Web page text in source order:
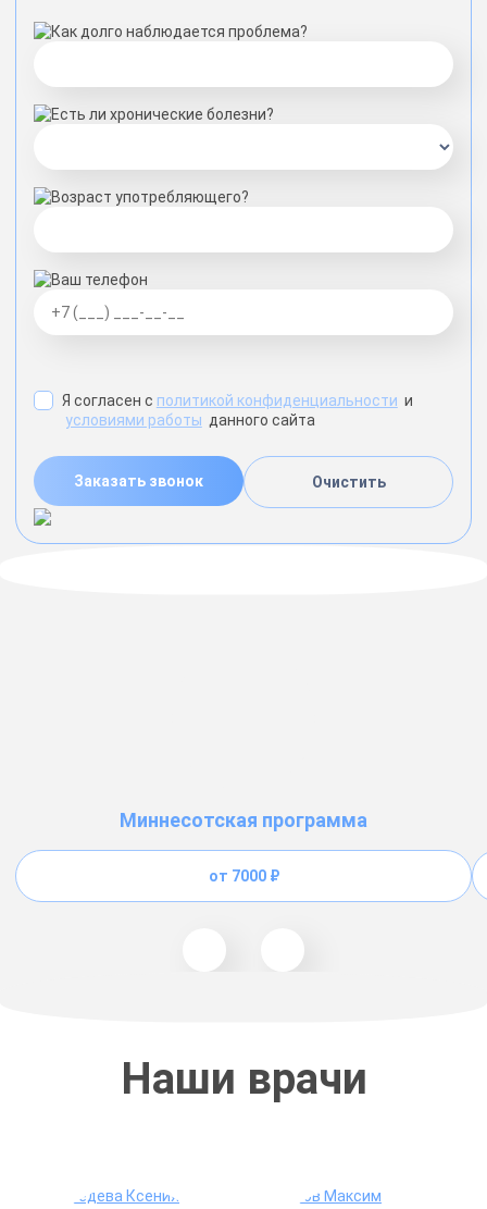
Как долго наблюдается проблема?
Есть ли хронические болезни?
Возраст употребляющего?
Ваш телефон
Я согласен с политикой конфиденциальности и
условиями работы данного сайта
Очистить
Заказать звонок
Миннесотская программа
от 7000 ₽
Наши врачи